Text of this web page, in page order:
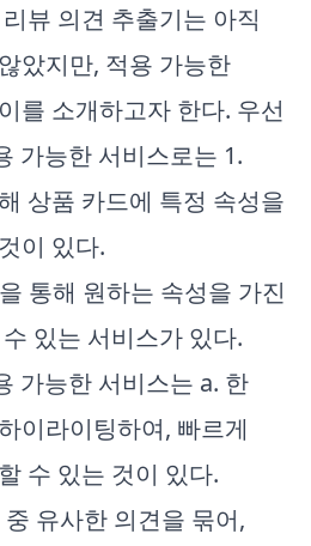
뷰 의견 추출기는 아직
았지만, 적용 가능한
를 소개하고자 한다. 우선
가능한 서비스로는 1.
상품 카드에 특정 속성을
이 있다.
통해 원하는 속성을 가진
있는 서비스가 있다.
가능한 서비스는 a. 한
이라이팅하여, 빠르게
수 있는 것이 있다.
유사한 의견을 묶어,